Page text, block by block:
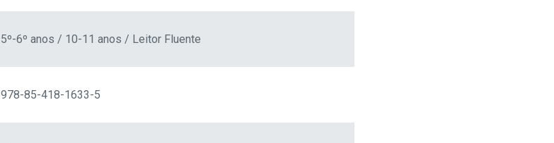
5º-6º anos / 10-11 anos / Leitor Fluente
978-85-418-1633-5